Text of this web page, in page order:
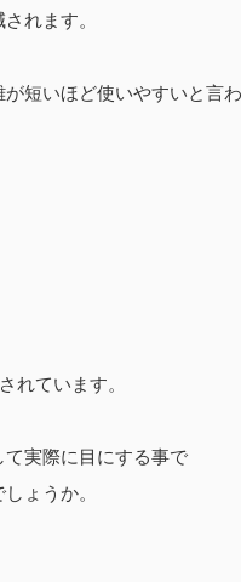
れます。
短いほど使いやすいと言わ
れています。
実際に目にする事で
ょうか。